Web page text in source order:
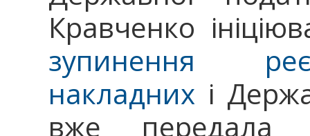
Кравченко
зупинення
накладних і
вже передала